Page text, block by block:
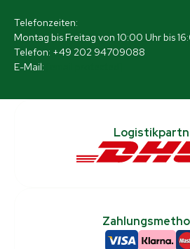
Telefonzeiten:
Montag bis Freitag von 10:00 Uhr bis
Telefon: +49 202 94709088
E-Mail: